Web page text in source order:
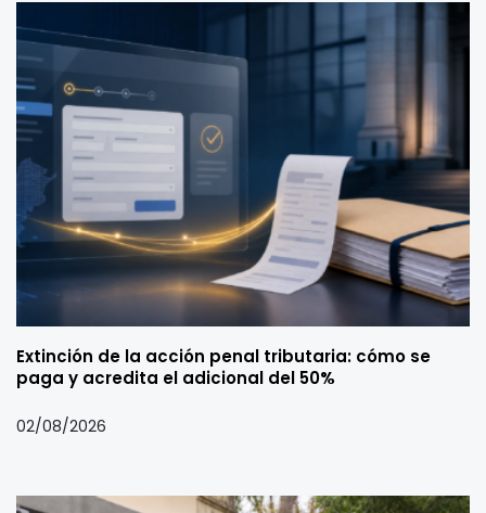
Extinción de la acción penal tributaria: cómo se
paga y acredita el adicional del 50%
02/08/2026